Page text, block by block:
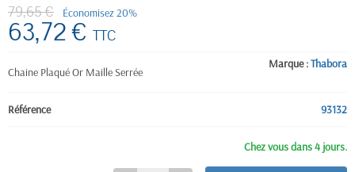
Marque :Thabora
79,65 € Économisez 20%
63,72 € TTC
Chaine Plaqué Or Maille Serrée
Référence 93132
Chez vous dans 4 jours.